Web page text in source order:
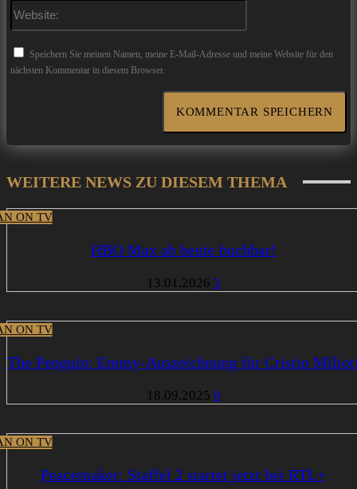
Speichern Sie meinen Namen, meine E-Mail-Adresse und meine Website für den
nächsten Kommentar in diesem Browser.
WEITERE NEWS ZU DIESEM THEMA
ON TV
HBO Max ab heute buchbar!
13.01.2026 3
ON TV
The Penguin: Emmy-Auszeichnung für Cristin
18.09.2025 0
ON TV
Peacemaker: Staffel 2 startet jetzt bei RTL+